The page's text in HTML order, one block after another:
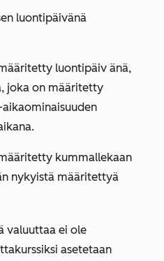
luontipäivänä
luontipäiv änä,
joka on määritetty
kummallekaan
nykyistä määritettyä
valuuttaa ei ole
asetetaan